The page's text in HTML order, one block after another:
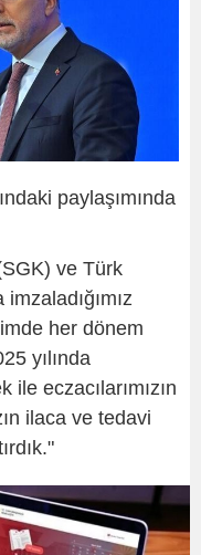
paylaşımında
ve Türk
her dönem
yılında
ile eczacılarımızın
ilaca ve tedavi